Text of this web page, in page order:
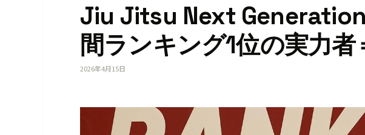
Jiu Jitsu Next
間ランキング1位の実力者
2026年4月15日